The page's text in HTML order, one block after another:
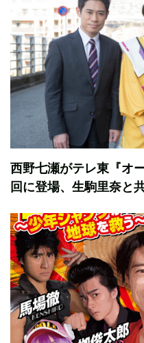
西野七瀬がテレ東『オ
回に登場、生駒里奈と